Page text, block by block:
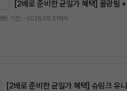
[2배로 준비한 균일가 혜택] 꿀광필
트 기간 : ~2026.08.31까지
[2배로 준비한 균일가 혜택] 슈링크 유